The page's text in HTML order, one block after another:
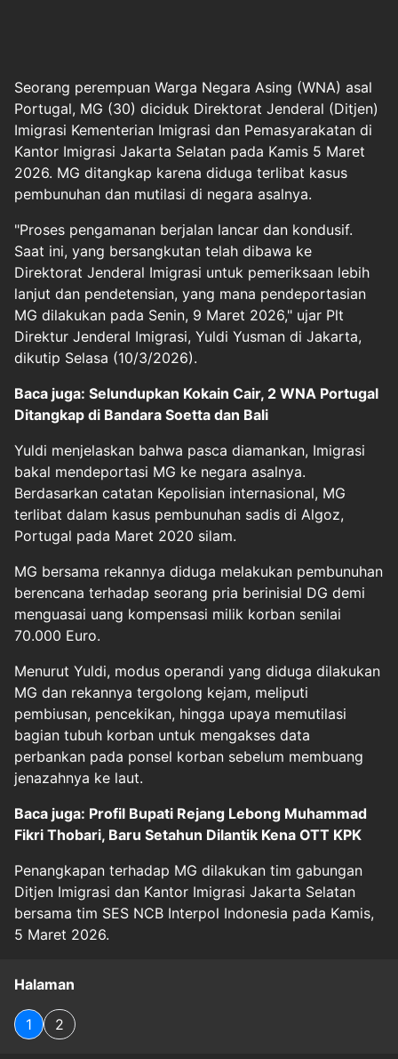
Seorang perempuan Warga Negara Asing (WNA) asal
Portugal, MG (30) diciduk Direktorat Jenderal (Ditjen)
Imigrasi Kementerian Imigrasi dan Pemasyarakatan di
Kantor Imigrasi Jakarta Selatan pada Kamis 5 Maret
2026. MG ditangkap karena diduga terlibat kasus
pembunuhan dan mutilasi di negara asalnya.
"Proses pengamanan berjalan lancar dan kondusif.
Saat ini, yang bersangkutan telah dibawa ke
Direktorat Jenderal Imigrasi untuk pemeriksaan lebih
lanjut dan pendetensian, yang mana pendeportasian
MG dilakukan pada Senin, 9 Maret 2026," ujar Plt
Direktur Jenderal Imigrasi, Yuldi Yusman di Jakarta,
dikutip Selasa (10/3/2026).
Baca juga: Selundupkan Kokain Cair, 2 WNA Portugal
Ditangkap di Bandara Soetta dan Bali
Yuldi menjelaskan bahwa pasca diamankan, Imigrasi
bakal mendeportasi MG ke negara asalnya.
Berdasarkan catatan Kepolisian internasional, MG
terlibat dalam kasus pembunuhan sadis di Algoz,
Portugal pada Maret 2020 silam.
MG bersama rekannya diduga melakukan pembunuhan
berencana terhadap seorang pria berinisial DG demi
menguasai uang kompensasi milik korban senilai
70.000 Euro.
Menurut Yuldi, modus operandi yang diduga dilakukan
MG dan rekannya tergolong kejam, meliputi
pembiusan, pencekikan, hingga upaya memutilasi
bagian tubuh korban untuk mengakses data
perbankan pada ponsel korban sebelum membuang
jenazahnya ke laut.
Baca juga: Profil Bupati Rejang Lebong Muhammad
Fikri Thobari, Baru Setahun Dilantik Kena OTT KPK
Penangkapan terhadap MG dilakukan tim gabungan
Ditjen Imigrasi dan Kantor Imigrasi Jakarta Selatan
bersama tim SES NCB Interpol Indonesia pada Kamis,
5 Maret 2026.
Halaman
1 2